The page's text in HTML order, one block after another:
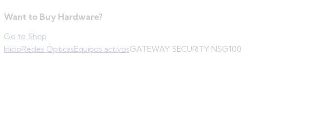
Want to Buy Hardware?
Go to Shop
InicioRedes ÓpticasEquipos activosGATEWAY SECURITY NSG100